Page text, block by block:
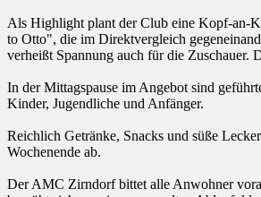
Als Highlight plant der Club eine Kopf-an-
to Otto", die im Direktvergleich
verheißt Spannung auch für die Zuschauer.
In der Mittagspause im Angebot sind
Kinder, Jugendliche und Anfänger.
Reichlich Getränke, Snacks und süße
Wochenende ab.
Der AMC Zirndorf bittet alle Anwohner